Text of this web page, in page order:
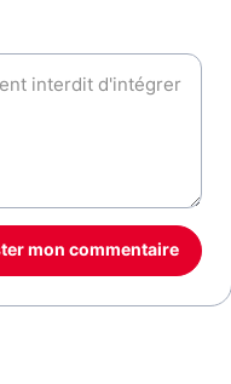
mon commentaire